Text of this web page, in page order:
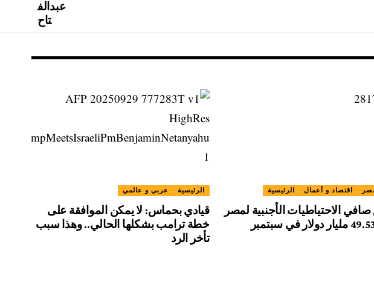
اقتصاد و أعمال الرئيسية
صافي الاحتياطيات الأجنبية لمصر
الرئيسية عربي و عالمي
قيادي بحماس: لا يمكن الموافقة على
خطة ترامب بشكلها الحالي.. وهذا سبب
تأخر الرد